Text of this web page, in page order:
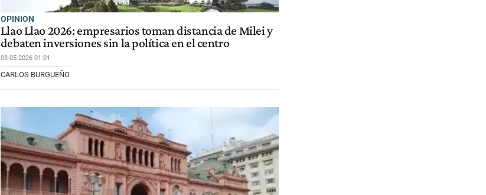
OPINION
Llao Llao 2026: empresarios toman distancia de Milei y
debaten inversiones sin la política en el centro
03-05-2026 01:01
CARLOS BURGUEÑO